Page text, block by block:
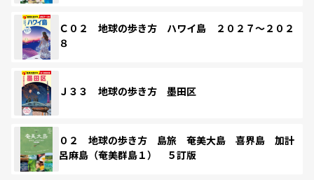
Ｃ０２ 地球の歩き方 ハワイ島 ２０２７～２０２
８
Ｊ３３ 地球の歩き方 墨田区
０２ 地球の歩き方 島旅 奄美大島 喜界島 加計
呂麻島（奄美群島１） ５訂版